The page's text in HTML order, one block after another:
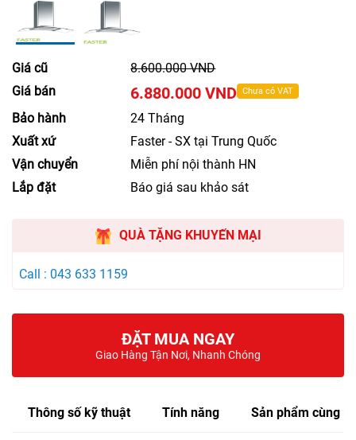
Giá cũ
8.600.000 VND
Giá bán
6.880.000 VND Chưa có VAT
Bảo hành
24 Tháng
Xuất xứ
Faster - SX tại Trung Quốc
Vận chuyển
Miễn phí nội thành HN
Lắp đặt
Báo giá sau khảo sát
QUÀ TẶNG KHUYẾN MẠI
Call : 043 633 1159
ĐẶT MUA NGAY
Giao Hàng Tận Nơi, Nhanh Chóng
Thông số kỹ thuật Tính năng Sản phẩm cùng